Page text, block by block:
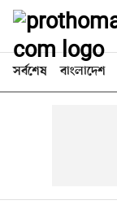
সর্বশেষ বাংলাদেশ